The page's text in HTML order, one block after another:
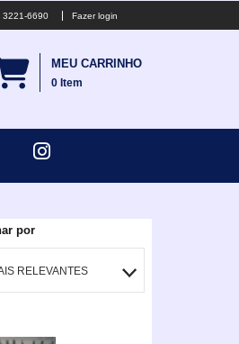
3221-6690 Fazer login
MEU CARRINHO
0 Item
por
RELEVANTES